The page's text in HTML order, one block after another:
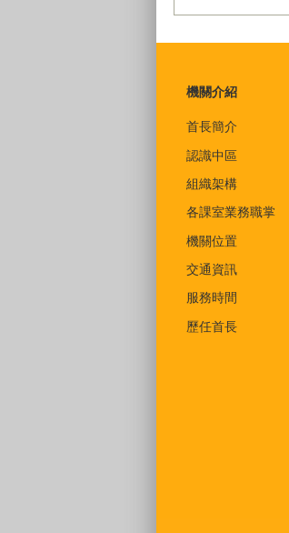
機關介紹
首長簡介
認識中區
組織架構
各課室業務職掌
機關位置
交通資訊
服務時間
歷任首長